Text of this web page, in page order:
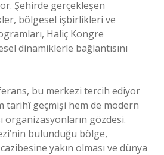
Şehirde gerçekleşen
bölgesel işbirlikleri ve
Haliç Kongre
dinamiklerle bağlantısını
bu merkezi tercih ediyor
tarihî geçmişi hem de modern
organizasyonların gözdesi.
bulunduğu bölge,
yakın olması ve dünya